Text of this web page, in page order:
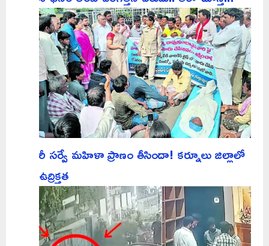
రీ సర్వే మహిళా ప్రాణం తీసిందా! కర్నూలు జిల్లాలో
ఉద్రిక్తత